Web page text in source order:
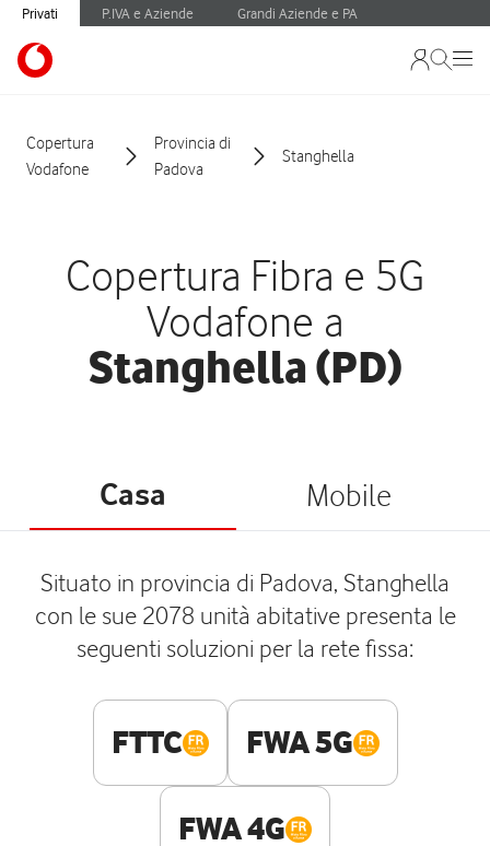
Privati P.IVA e Aziende Grandi Aziende e PA
Copertura
Vodafone
Provincia di
Padova
Stanghella
Copertura Fibra e 5G
Vodafone a
Stanghella (PD)
Casa Mobile
Situato in provincia di Padova, Stanghella
con le sue 2078 unità abitative presenta le
seguenti soluzioni per la rete fissa:
FTTC FWA 5G
FWA 4G